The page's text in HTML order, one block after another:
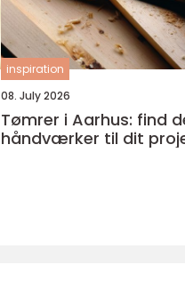
inspiration
08. July 2026
Tømrer i Aarhus: find
håndværker til dit